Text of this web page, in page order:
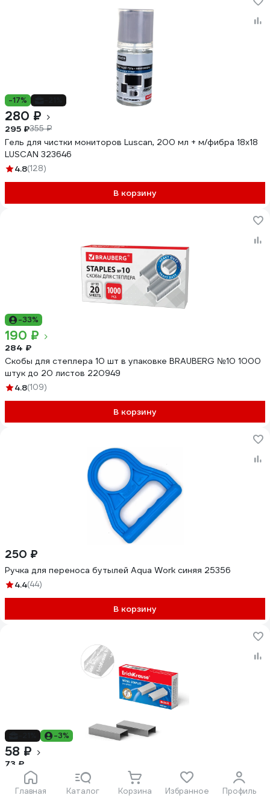
Главная Каталог Корзина Избранное Профиль
-17%
280 ₽
295 ₽355 ₽
Гель для чистки мониторов Luscan, 200 мл + м/фибра 18х18
LUSCAN 323646
4.8(128)
В корзину
-33%
190 ₽
284 ₽
Скобы для степлера 10 шт в упаковке BRAUBERG №10 1000
штук до 20 листов 220949
4.8(109)
В корзину
250 ₽
Ручка для переноса бутылей Aqua Work синяя 25356
4.4(44)
В корзину
-3%
58 ₽
73 ₽
Скобы ErichKrause №24/6 (коробка 1000 шт) 1189
4.8(45)